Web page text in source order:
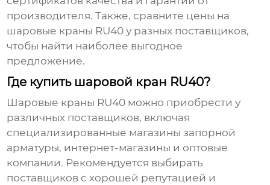
производителя. Также, сравните цены на
шаровые краны RU40 у разных поставщиков,
чтобы найти наиболее выгодное
предложение.
Где купить шаровой кран RU40?
Шаровые краны RU40 можно приобрести у
различных поставщиков, включая
специализированные магазины запорной
арматуры, интернет-магазины и оптовые
компании. Рекомендуется выбирать
поставщиков с хорошей репутацией и